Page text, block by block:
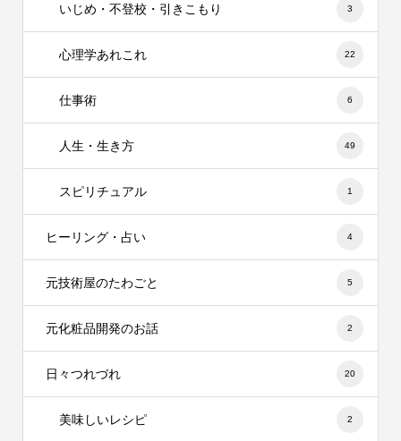
いじめ・不登校・引きこもり 3
心理学あれこれ 22
仕事術 6
人生・生き方 49
スピリチュアル 1
ヒーリング・占い 4
元技術屋のたわごと 5
元化粧品開発のお話 2
日々つれづれ 20
美味しいレシピ 2